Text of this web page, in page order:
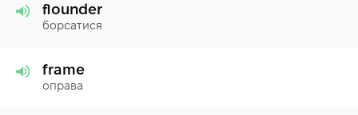
flounder
борсатися
frame
оправа